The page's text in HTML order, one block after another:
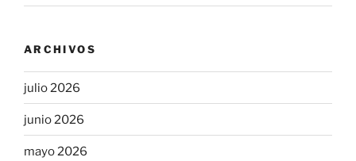
ARCHIVOS
julio 2026
junio 2026
mayo 2026